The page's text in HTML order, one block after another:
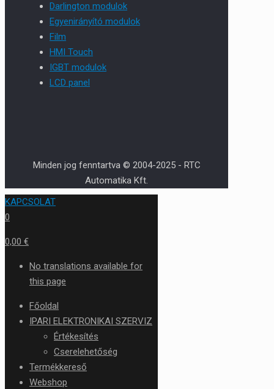
Darlington modulok
Egyenirányító modulok
Film
HMI Touch
IGBT modulok
LCD panel
Minden jog fenntartva © 2004-2025 - RTC
Automatika Kft.
KAPCSOLAT
0
0,00 €
No translations available for
this page
Főoldal
IPARI ELEKTRONIKAI SZERVIZ
Értékesítés
Cserelehetőség
Termékkereső
Webshop